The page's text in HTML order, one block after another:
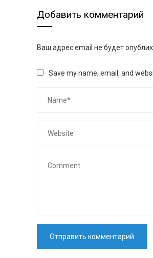
Добавить комментарий
Ваш адрес email не будет
Save my name, email, and